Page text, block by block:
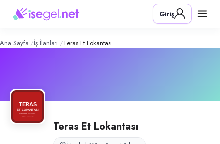
Et Lokantası – Şirket Profili
Konum:
Teras Et Lokantası, İstanbul Güngören'de sabah kahvaltısı ve öğle
Giriş
Ana Sayfa İş İlanları Teras Et Lokantası
Teras Et Lokantası